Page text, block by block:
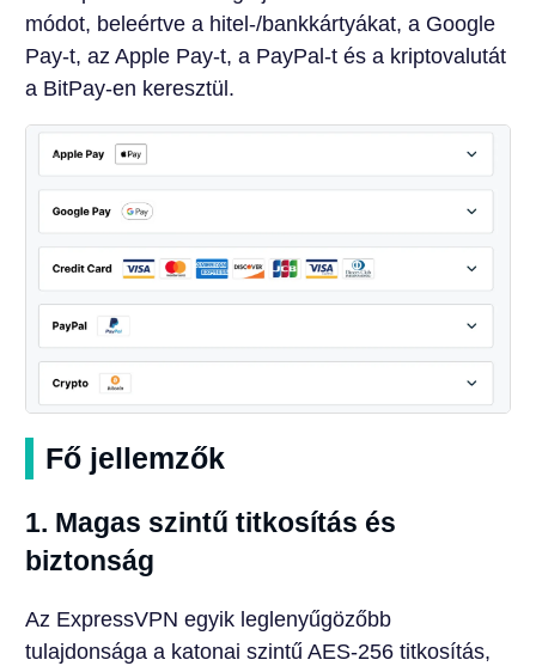
módot, beleértve a hitel-/bankkártyákat, a Google
Pay-t, az Apple Pay-t, a PayPal-t és a kriptovalutát
a BitPay-en keresztül.
Fő jellemzők
1. Magas szintű titkosítás és
biztonság
Az ExpressVPN egyik leglenyűgözőbb
tulajdonsága a katonai szintű AES-256 titkosítás,